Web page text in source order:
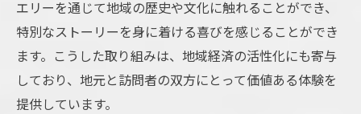
エリーを通じて地域の歴史や文化に触れることができ、
特別なストーリーを身に着ける喜びを感じることができ
ます。こうした取り組みは、地域経済の活性化にも寄与
しており、地元と訪問者の双方にとって価値ある体験を
提供しています。